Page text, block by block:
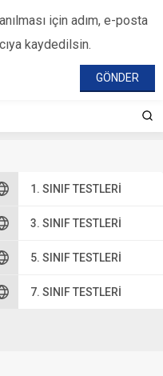
1. SINIF TESTLERI
3. SINIF TESTLERI
5. SINIF TESTLERI
7. SINIF TESTLERI
için adım, e-posta
kaydedilsin.